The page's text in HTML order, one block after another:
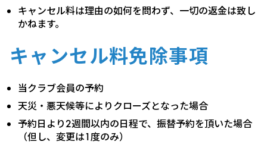
キャンセル料は理由の如何を問わず、一切の返金は致し
かねます。
キャンセル料免除事項
当クラブ会員の予約
天災・悪天候等によりクローズとなった場合
予約日より2週間以内の日程で、振替予約を頂いた場合
（但し、変更は1度のみ）